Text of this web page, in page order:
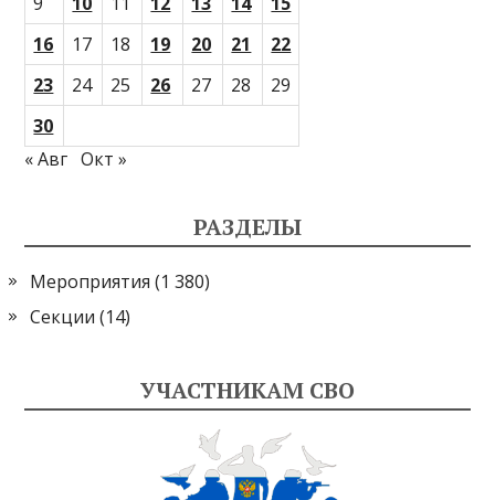
16
17 18 19 20 21
22
23
24 25 26 27 28
29
30
« Авг Окт »
РАЗДЕЛЫ
Мероприятия (1 380)
Секции (14)
УЧАСТНИКАМ СВО